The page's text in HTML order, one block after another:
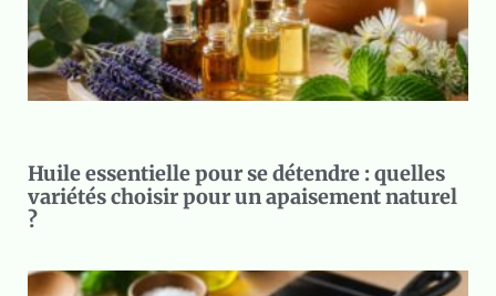
Huile essentielle pour se détendre : quelles
variétés choisir pour un apaisement naturel
?